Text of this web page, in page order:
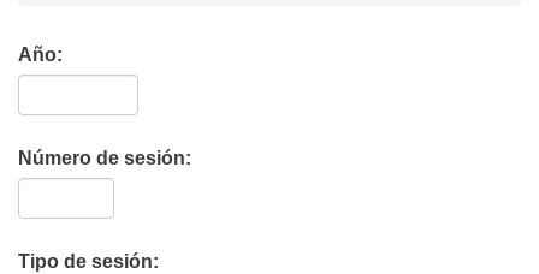
Año:
Número de sesión:
Tipo de sesión: